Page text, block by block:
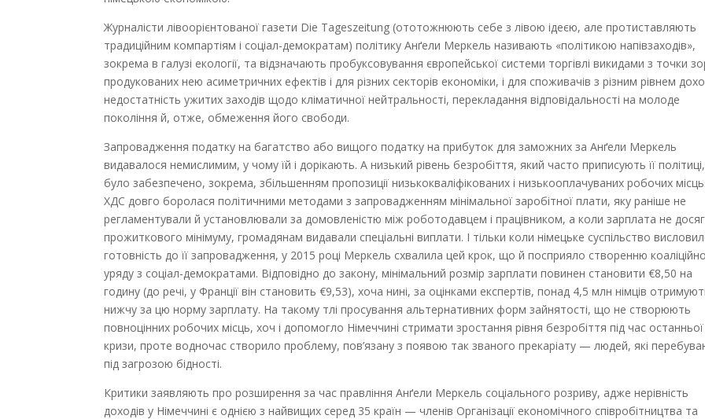
Журналісти лівоорієнтованої газети Die Tageszeitung (ототожнюють себе з лівою ідеєю, але протиставляють
традиційним компартіям і соціал-демократам) політику Анґели Меркель називають «політикою напівзаходів»,
зокрема в галузі екології, та відзначають пробуксовування європейської системи торгівлі викидами з точки
продукованих нею асиметричних ефектів і для різних секторів економіки, і для споживачів з різним рівнем
недостатність ужитих заходів щодо кліматичної нейтральності, перекладання відповідальності на молоде
покоління й, отже, обмеження його свободи.
Запровадження податку на багатство або вищого податку на прибуток для заможних за Анґели Меркель
видавалося немислимим, у чому їй і дорікають. А низький рівень безробіття, який часто приписують її політиці,
було забезпечено, зокрема, збільшенням пропозиції низькокваліфікованих і низькооплачуваних робочих місць.
ХДС довго боролася політичними методами з запровадженням мінімальної заробітної плати, яку раніше не
регламентували й установлювали за домовленістю між роботодавцем і працівником, а коли зарплата не
прожиткового мінімуму, громадянам видавали спеціальні виплати. І тільки коли німецьке суспільство
готовність до її запровадження, у 2015 році Меркель схвалила цей крок, що й посприяло створенню
уряду з соціал-демократами. Відповідно до закону, мінімальний розмір зарплати повинен становити €8,50 на
годину (до речі, у Франції він становить €9,53), хоча нині, за оцінками експертів, понад 4,5 млн німців
нижчу за цю норму зарплату. На такому тлі просування альтернативних форм зайнятості, що не створюють
повноцінних робочих місць, хоч і допомогло Німеччині стримати зростання рівня безробіття під час останньої
кризи, проте водночас створило проблему, пов’язану з появою так званого прекаріату — людей, які
під загрозою бідності.
Критики заявляють про розширення за час правління Анґели Меркель соціального розриву, адже нерівність
доходів у Німеччині є однією з найвищих серед 35 країн — членів Організації економічного співробітництва та